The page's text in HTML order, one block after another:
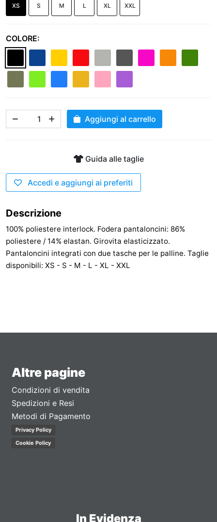
XS S M L XL XXL
COLORE:
Aggiungi al carrello
Guida alle taglie
Accedi e aggiungi ai preferiti
Descrizione
100% poliestere interlock. Fodera pantaloncini: 86%
poliestere / 14% elastan. Girovita elasticizzato.
Pantaloncini integrati con due tasche per le palline. Taglie
disponibili: XS - S - M - L - XL - XXL
Altre pagine
Condizioni di vendita
Spedizioni e Resi
Metodi di Pagamento
Privacy Policy
Cookie Policy
In Evidenza